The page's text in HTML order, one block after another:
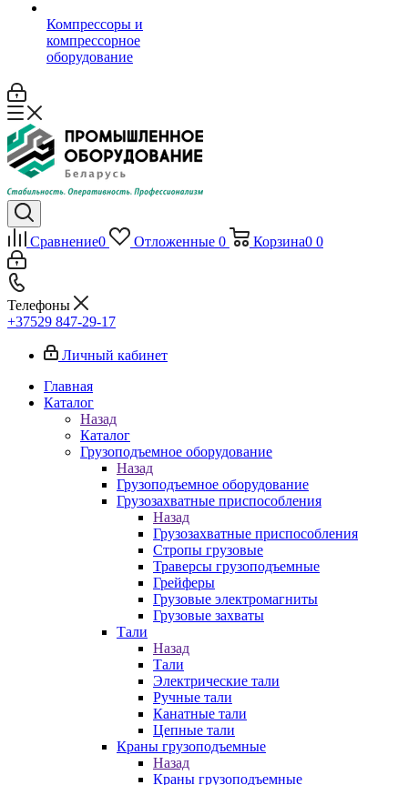
Компрессоры и
компрессорное
оборудование
Сравнение0 Отложенные 0 Корзина0 0
Телефоны
+37529 847-29-17‬
Личный кабинет
Главная
Каталог
Назад
Каталог
Грузоподъемное оборудование
Назад
Грузоподъемное оборудование
Грузозахватные приспособления
Назад
Грузозахватные приспособления
Стропы грузовые
Траверсы грузоподъемные
Грейферы
Грузовые электромагниты
Грузовые захваты
Тали
Назад
Тали
Электрические тали
Ручные тали
Канатные тали
Цепные тали
Краны грузоподъемные
Назад
Краны грузоподъемные